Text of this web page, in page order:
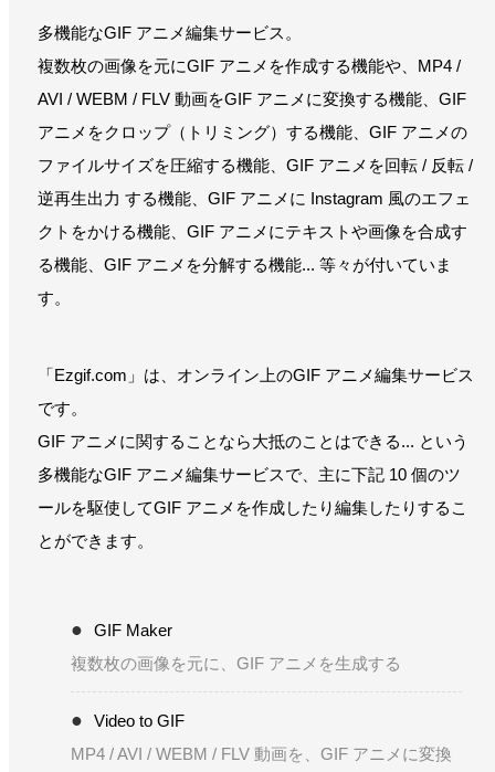
多機能なGIF アニメ編集サービス。
複数枚の画像を元にGIF アニメを作成する機能や、MP4 /
AVI / WEBM / FLV 動画をGIF アニメに変換する機能、GIF
アニメをクロップ（トリミング）する機能、GIF アニメの
ファイルサイズを圧縮する機能、GIF アニメを回転 / 反転 /
逆再生出力 する機能、GIF アニメに Instagram 風のエフェ
クトをかける機能、GIF アニメにテキストや画像を合成す
る機能、GIF アニメを分解する機能... 等々が付いていま
す。
「Ezgif.com」は、オンライン上のGIF アニメ編集サービス
です。
GIF アニメに関することなら大抵のことはできる... という
多機能なGIF アニメ編集サービスで、主に下記 10 個のツ
ールを駆使してGIF アニメを作成したり編集したりするこ
とができます。
GIF Maker
複数枚の画像を元に、GIF アニメを生成する
Video to GIF
MP4 / AVI / WEBM / FLV 動画を、GIF アニメに変換